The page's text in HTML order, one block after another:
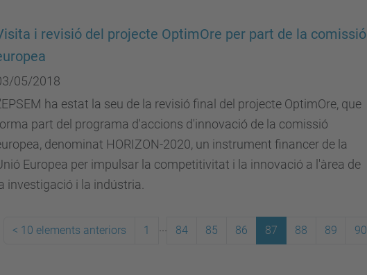
i revisió del projecte OptimOre per part de la comissió
05/2018
ha estat la seu de la revisió final del projecte OptimOre, que
part del programa d'accions d'innovació de la comissió
denominat HORIZON-2020, un instrument financer de la
Europea per impulsar la competitivitat i la innovació a l'àrea de
investigació i la indústria.
< 10 elements anteriors 1 ... 84 85 86 87 88 89 90